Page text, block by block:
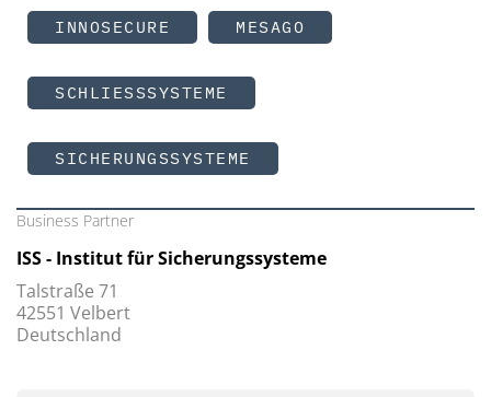
INNOSECURE MESAGO
SCHLIESSSYSTEME
SICHERUNGSSYSTEME
Business Partner
ISS - Institut für Sicherungssysteme
Talstraße 71
42551 Velbert
Deutschland